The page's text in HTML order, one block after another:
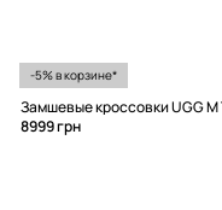
-5% в корзине*
8999 грн